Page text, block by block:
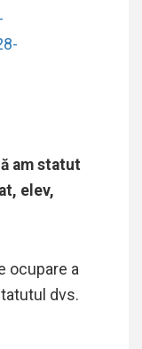
am statut
elev,
ocupare a
dvs.